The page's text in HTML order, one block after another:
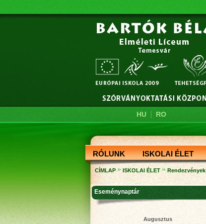
HU| RO
RÓLUNK ISKOLAI ÉLET
CÍMLAP » ISKOLAI ÉLET » Rendezvények
Eseménynaptár
Augusztus